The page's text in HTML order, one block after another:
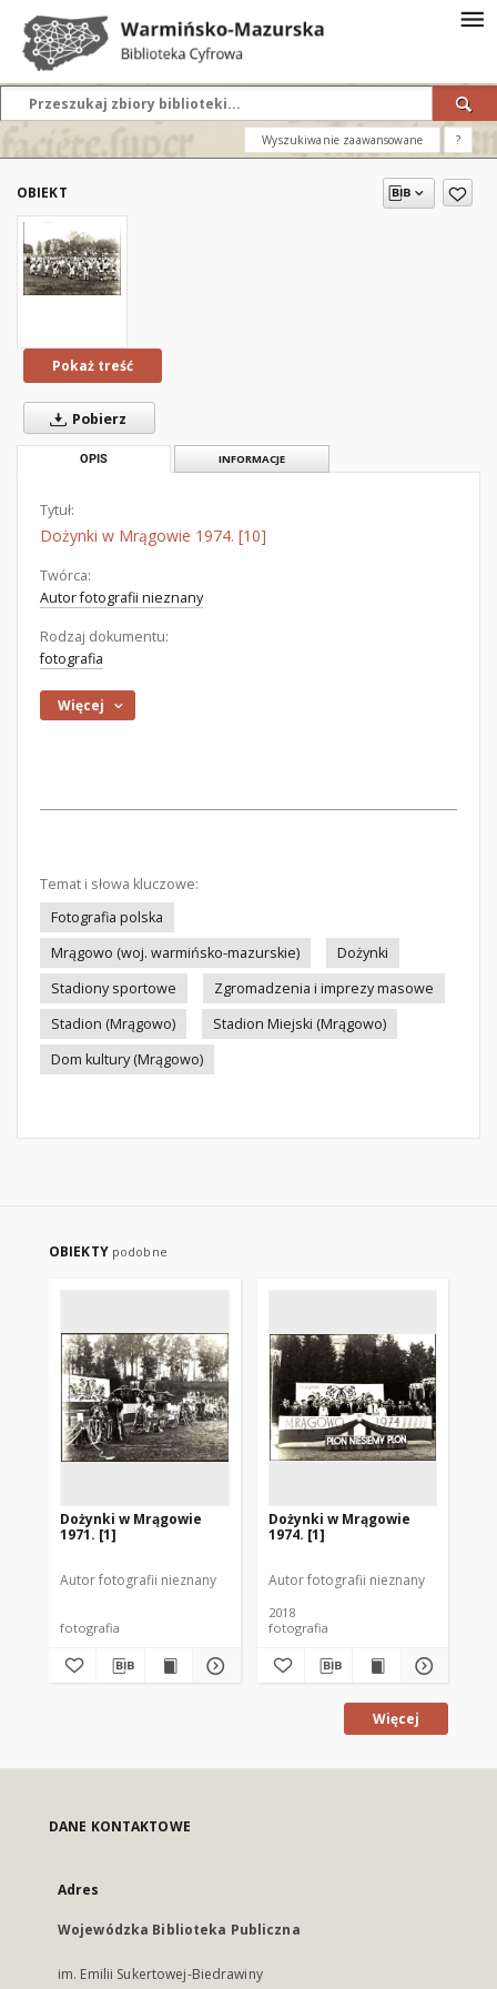
Wyszukiwanie zaawansowane ?
OBIEKT
Pokaż treść
Pobierz
OPIS INFORMACJE
Tytuł:
Dożynki w Mrągowie 1974. [10]
Twórca:
Autor fotografii nieznany
Rodzaj dokumentu:
fotografia
Więcej
Temat i słowa kluczowe:
Fotografia polska
Mrągowo (woj. warmińsko-mazurskie)
Dożynki
Stadiony sportowe
Zgromadzenia i imprezy masowe
Stadion (Mrągowo)
Stadion Miejski (Mrągowo)
Dom kultury (Mrągowo)
OBIEKTY podobne
Dożynki w Mrągowie
1971. [1]
Autor fotografii nieznany
fotografia
Dożynki w Mrągowie
1974. [1]
Autor fotografii nieznany
2018
fotografia
Więcej
DANE KONTAKTOWE
Adres
Wojewódzka Biblioteka Publiczna
im. Emilii Sukertowej-Biedrawiny